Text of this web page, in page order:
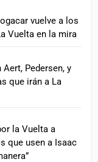
vuelve a los
Vuelta en la mira
Pedersen, y
que irán a La
la Vuelta a
que usen a Isaac